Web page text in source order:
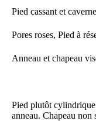
Pied cassant et
Pores roses, Pied à
Anneau et chapeau
Pied plutôt cylindrique
anneau. Chapeau non